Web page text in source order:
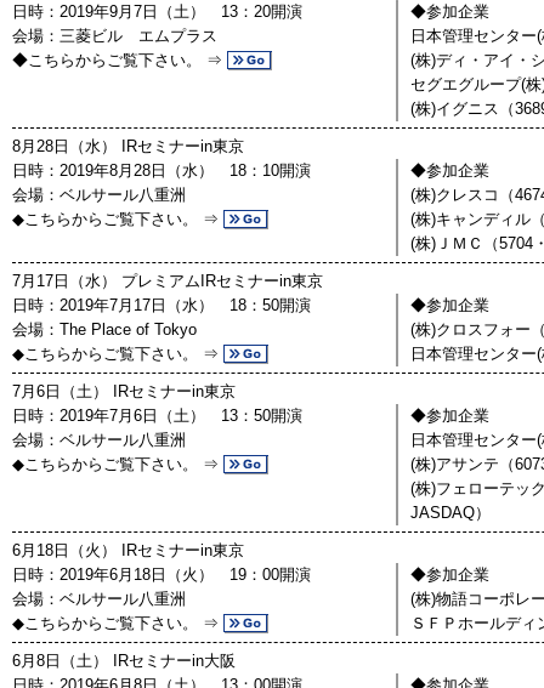
日時：2019年9月7日（土） 13：20開演
会場：三菱ビル エムプラス
◆こちらからご覧下さい。 ⇒
◆参加企業
日本管理センター
(株)ディ・アイ・
セグエグループ(
(株)イグニス（
8月28日（水） IRセミナーin東京
日時：2019年8月28日（水） 18：10開演
会場：ベルサール八重洲
◆こちらからご覧下さい。 ⇒
◆参加企業
(株)クレスコ（
(株)キャンディル
(株)ＪＭＣ（5704
7月17日（水） プレミアムIRセミナーin東京
日時：2019年7月17日（水） 18：50開演
会場：The Place of Tokyo
◆こちらからご覧下さい。 ⇒
◆参加企業
(株)クロスフォー
日本管理センター
7月6日（土） IRセミナーin東京
日時：2019年7月6日（土） 13：50開演
会場：ベルサール八重洲
◆こちらからご覧下さい。 ⇒
◆参加企業
日本管理センター
(株)アサンテ（
(株)フェローテッ
JASDAQ）
6月18日（火） IRセミナーin東京
日時：2019年6月18日（火） 19：00開演
会場：ベルサール八重洲
◆こちらからご覧下さい。 ⇒
◆参加企業
(株)物語コーポレ
ＳＦＰホールディ
6月8日（土） IRセミナーin大阪